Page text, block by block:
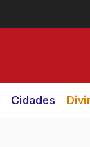
Cidades